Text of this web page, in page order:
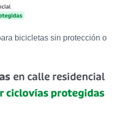
bicicletas sin protección o